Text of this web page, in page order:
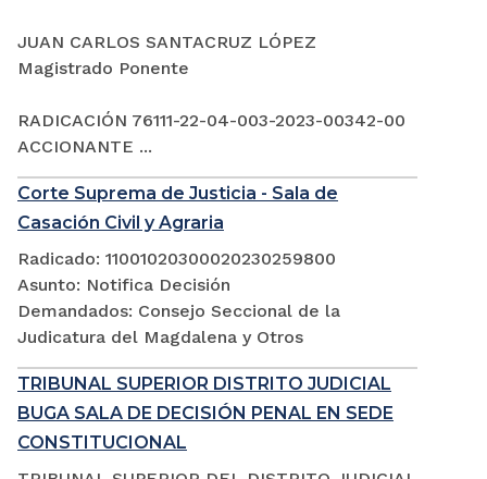
JUAN CARLOS SANTACRUZ LÓPEZ
Magistrado Ponente
RADICACIÓN 76111-22-04-003-2023-00342-00
ACCIONANTE ...
Corte Suprema de Justicia - Sala de
Casación Civil y Agraria
Radicado: 11001020300020230259800
Asunto: Notifica Decisión
Demandados: Consejo Seccional de la
Judicatura del Magdalena y Otros
TRIBUNAL SUPERIOR DISTRITO JUDICIAL
BUGA SALA DE DECISIÓN PENAL EN SEDE
CONSTITUCIONAL